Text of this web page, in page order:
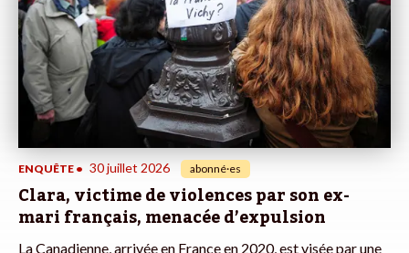
ENQUÊTE • 30 juillet 2026 abonné·es
Clara, victime de violences par son ex-
mari français, menacée d’expulsion
La Canadienne, arrivée en France en 2020, est visée par une